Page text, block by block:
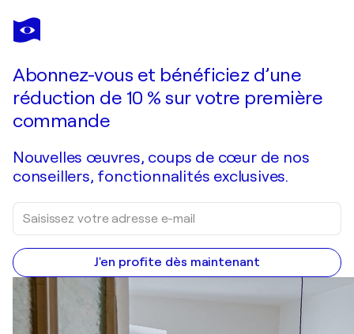
TSIA TSKHOVREBASHVILI
Neon Emotions III
Abonnez-vous et bénéficiez d’une
réduction de 10 % sur votre première
commande
Nouvelles œuvres, coups de cœur de nos
conseillers, fonctionnalités exclusives.
J'en profite dès maintenant